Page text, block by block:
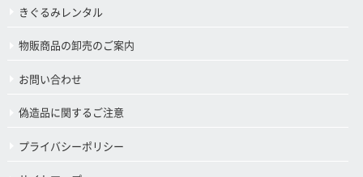
きぐるみレンタル
物販商品の卸売のご案内
お問い合わせ
偽造品に関するご注意
プライバシーポリシー